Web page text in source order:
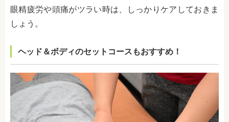
眼精疲労や頭痛がツラい時は、しっかりケアしておきま
しょう。
ヘッド＆ボディのセットコースもおすすめ！